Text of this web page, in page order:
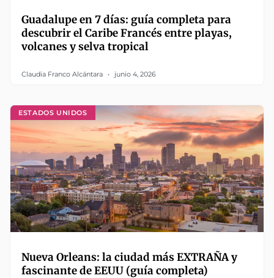
Guadalupe en 7 días: guía completa para
descubrir el Caribe Francés entre playas,
volcanes y selva tropical
Claudia Franco Alcántara junio 4, 2026
ESTADOS UNIDOS
Nueva Orleans: la ciudad más EXTRAÑA y
fascinante de EEUU (guía completa)